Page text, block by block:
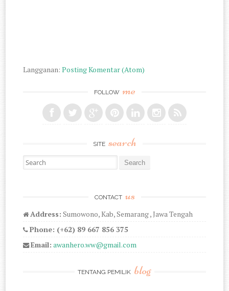
Langganan:Posting Komentar (Atom)
FOLLOW me
SITE search
Search for:
CONTACT us
Address: Sumowono, Kab, Semarang , Jawa Tengah
Phone: (+62) 89 667 856 375
Email: awanhero.ww@gmail.com
TENTANG PEMILIK blog